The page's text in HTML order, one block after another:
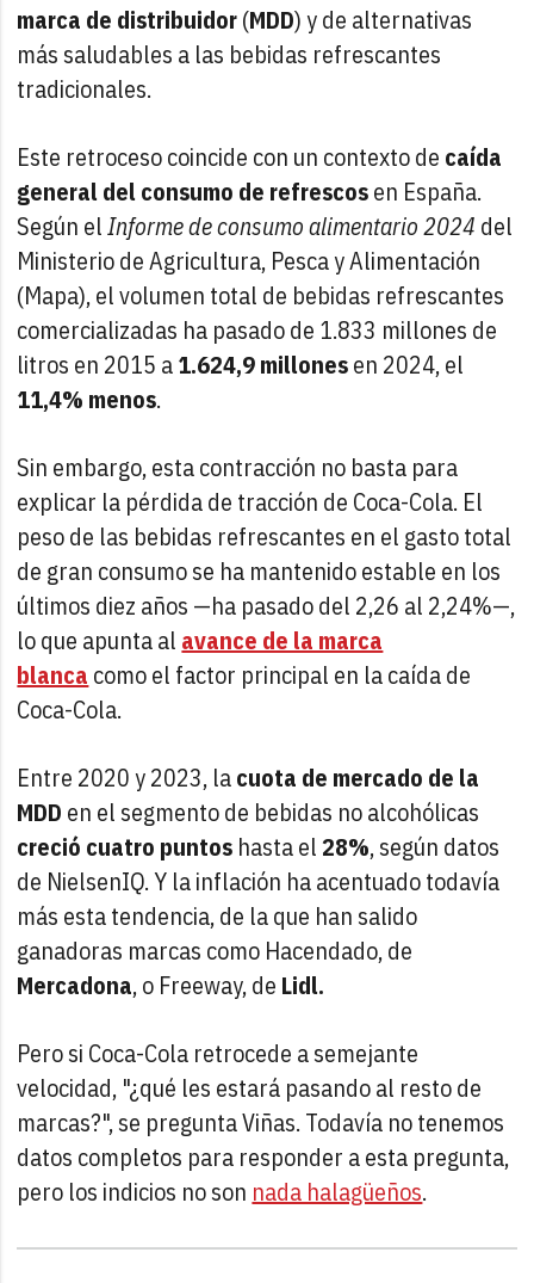
marca de distribuidor(MDD) y de alternativas
más saludables a las bebidas refrescantes
tradicionales.
Este retroceso coincide con un contexto de caída
general del consumo de refrescosen España.
Según elInforme de consumo alimentario 2024 del
Ministerio de Agricultura, Pesca y Alimentación
(Mapa), el volumen total de bebidas refrescantes
comercializadas ha pasado de 1.833 millones de
litros en 2015 a1.624,9 millonesen 2024, el
11,4% menos.
Sin embargo, esta contracción no basta para
explicar la pérdida de tracción de Coca-Cola. El
peso de las bebidas refrescantes en el gasto total
de gran consumo se ha mantenido estable en los
últimos diez años —ha pasado del 2,26 al 2,24%—,
lo que apunta al avance de la marca
blanca como el factor principal en la caída de
Coca-Cola.
Entre 2020 y 2023, lacuota de mercado de la
MDD en el segmento de bebidas no alcohólicas
creció cuatro puntos hasta el28%, según datos
de NielsenIQ. Y la inflación ha acentuado todavía
más esta tendencia, de la que han salido
ganadoras marcas como Hacendado, de
Mercadona, o Freeway, de Lidl.
Pero si Coca-Cola retrocede a semejante
velocidad, "¿qué les estará pasando al resto de
marcas?", se pregunta Viñas. Todavía no tenemos
datos completos para responder a esta pregunta,
pero los indicios no son nada halagüeños.